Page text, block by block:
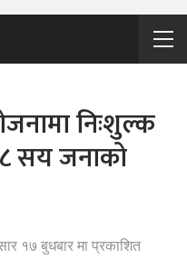
निःशुल्क
सय जनाको
१७ बुधबार मा प्रकाशित